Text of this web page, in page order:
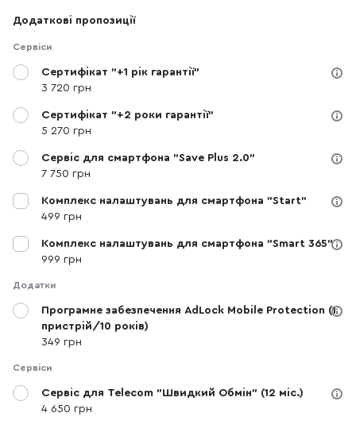
Додаткові пропозиції
Сервіси
Сертифікат "+1 рік гарантії"
3 720 грн
Сертифікат "+2 роки гарантії"
5 270 грн
Сервіс для смартфона "Save Plus 2.0"
7 750 грн
Комплекс налаштувань для смартфона "Start"
499 грн
Комплекс налаштувань для смартфона "Smart 365"
999 грн
Додатки
Програмне забезпечення AdLock Mobile Protection (1
пристрій/10 років)
349 грн
Сервіси
Сервіс для Telecom "Швидкий Обмін" (12 міс.)
4 650 грн